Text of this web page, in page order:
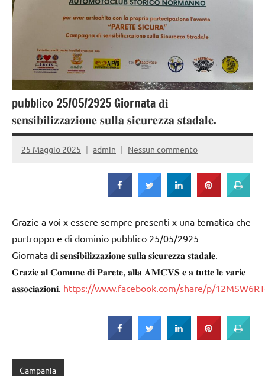
pubblico 25/05/2925 Giornata 𝐝𝐢
𝐬𝐞𝐧𝐬𝐢𝐛𝐢𝐥𝐢𝐳𝐳𝐚𝐳𝐢𝐨𝐧𝐞 𝐬𝐮𝐥𝐥𝐚 𝐬𝐢𝐜𝐮𝐫𝐞𝐳𝐳𝐚 𝐬𝐭𝐚𝐝𝐚𝐥𝐞.
25 Maggio 2025 admin Nessun commento
Grazie a voi x essere sempre presenti x una tematica che
purtroppo e di dominio pubblico 25/05/2925
Giornata 𝐝𝐢 𝐬𝐞𝐧𝐬𝐢𝐛𝐢𝐥𝐢𝐳𝐳𝐚𝐳𝐢𝐨𝐧𝐞 𝐬𝐮𝐥𝐥𝐚 𝐬𝐢𝐜𝐮𝐫𝐞𝐳𝐳𝐚 𝐬𝐭𝐚𝐝𝐚𝐥𝐞.
𝐆𝐫𝐚𝐳𝐢𝐞 𝐚𝐥 𝐂𝐨𝐦𝐮𝐧𝐞 𝐝𝐢 𝐏𝐚𝐫𝐞𝐭𝐞, 𝐚𝐥𝐥𝐚 𝐀𝐌𝐂𝐕𝐒 𝐞 𝐚 𝐭𝐮𝐭𝐭𝐞 𝐥𝐞 𝐯𝐚𝐫𝐢𝐞
𝐚𝐬𝐬𝐨𝐜𝐢𝐚𝐳𝐢𝐨𝐧𝐢. https://www.facebook.com/share/p/
Campania